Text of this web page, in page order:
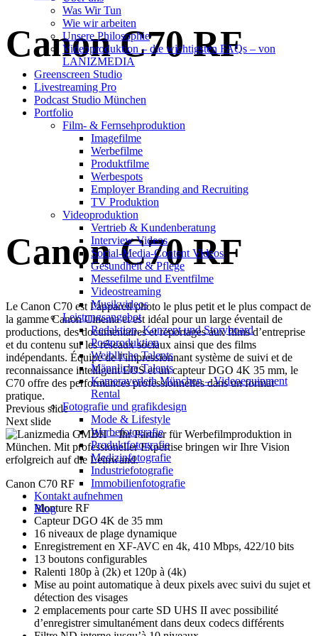
Was Wir Tun
Wie wir arbeiten
Unsere Philosophie
Videoproduktion – die wichtigsten FAQs – von
LANIZMEDIA
Greenscreen Studio
Livestreaming Pro
Podcast Studio München
Portfolio
Film- & Fernsehproduktion
Imagefilme
Werbefilme
Produktfilme
Werbespots
Employer Branding and Recruiting
TV Produktion
Videoproduktion
Vertrieb & Kundenberatung
Interview Videos
Social-Media-Content Videos
Gesundheit & Pflege
Mes­se­filme und Eventfilme
Video­strea­ming
Musikvideos
Leis­tungs­an­ge­bot
Redak­ti­on, Kon­zept und Storyboard
Post­pro­duk­ti­on
Weiblliche Talents
Männliche Talents
Kameraverleih München – Videoequipment
Rental
Fotografie und grafikdesign
Mode & Lifestyle
Werbefotografie
Produktfotografie
Medizinfotografie
Industriefotografie
Immobilienfotografie
Kontakt aufnehmen
Blog
Canon C70 RF
Canon C70 RF
Le Canon C70 est l’appareil photo le plus petit et le plus compact de
la gamme Canon Cinema et est idéal pour un large éventail de
productions, des documentaires et reportages aux films d’entreprise
et du contenu sur les réseaux sociaux ainsi que des films
indépendants. Équipé de l’impressionnant système de suivi et de
reconnaissance intelligent EOS et un capteur DGO 4K 35 mm, le
C70 offre des performances professionnelles dans un format
pratique.
Previous slide
Next slide
Canon C70 RF
Monture RF
Capteur DGO 4K de 35 mm
16 niveaux de plage dynamique
Enregistrement en XF-AVC en 4k, 410 Mbps, 422/10 bits
13 boutons configurables
Ralenti 180p à (2k) et 120p à (4k)
Mise au point automatique à deux pixels avec suivi du sujet et
détection des visages
2 emplacements pour carte SD UHS II avec possibilité
d’enregistrer simultanément dans deux codecs différents